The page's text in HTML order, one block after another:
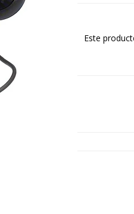
Este